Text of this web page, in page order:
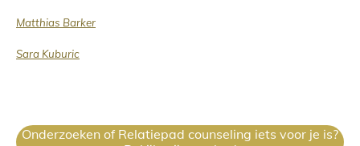
Matthias Barker
Sara Kuburic
Onderzoeken of Relatiepad counseling iets voor je is?